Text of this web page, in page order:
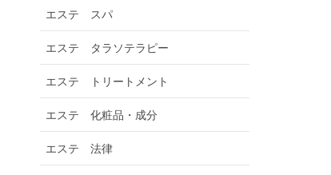
エステ スパ
エステ タラソテラピー
エステ トリートメント
エステ 化粧品・成分
エステ 法律